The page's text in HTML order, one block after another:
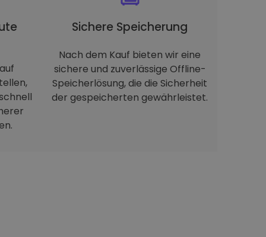
Sichere Speicherung
Nach dem Kauf bieten wir eine
sichere und zuverlässige Offline-
Speicherlösung, die die Sicherheit
der gespeicherten gewährleistet.